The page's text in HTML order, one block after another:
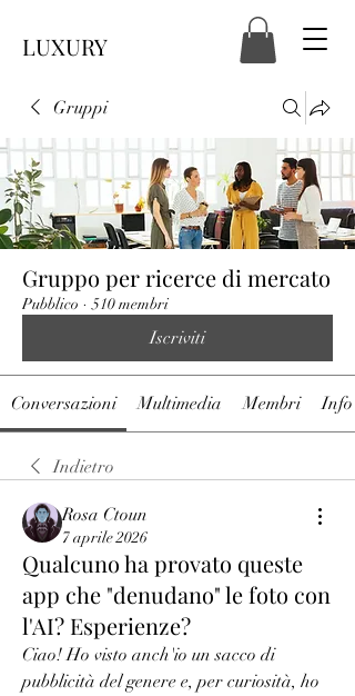
LUXURY
Gruppi
Gruppo per ricerce di mercato
Pubblico · 510 membri
Iscriviti
Conversazioni Multimedia Membri Info
Indietro
Rosa Ctoun
7 aprile 2026
Qualcuno ha provato queste
app che "denudano" le foto con
l'AI? Esperienze?
Ciao! Ho visto anch'io un sacco di
pubblicità del genere e, per curiosità, ho